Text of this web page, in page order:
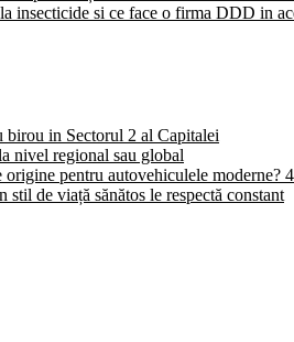
insecticide si ce face o firma DDD in
birou in Sectorul 2 al Capitalei
nivel regional sau global
origine pentru autovehiculele moderne?
de viață sănătos le respectă constant